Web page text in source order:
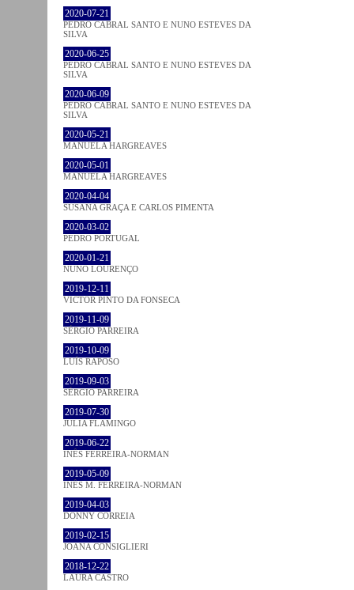
2020-07-21
PEDRO CABRAL SANTO E NUNO ESTEVES DA
SILVA
2020-06-25
PEDRO CABRAL SANTO E NUNO ESTEVES DA
SILVA
2020-06-09
PEDRO CABRAL SANTO E NUNO ESTEVES DA
SILVA
2020-05-21
MANUELA HARGREAVES
2020-05-01
MANUELA HARGREAVES
2020-04-04
SUSANA GRAÇA E CARLOS PIMENTA
2020-03-02
PEDRO PORTUGAL
2020-01-21
NUNO LOURENÇO
2019-12-11
VICTOR PINTO DA FONSECA
2019-11-09
SÉRGIO PARREIRA
2019-10-09
LUÍS RAPOSO
2019-09-03
SÉRGIO PARREIRA
2019-07-30
JULIA FLAMINGO
2019-06-22
INÊS FERREIRA-NORMAN
2019-05-09
INÊS M. FERREIRA-NORMAN
2019-04-03
DONNY CORREIA
2019-02-15
JOANA CONSIGLIERI
2018-12-22
LAURA CASTRO